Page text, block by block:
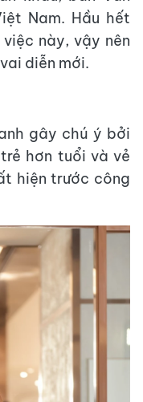
Nam. Hầu hết
này, vậy nên
diễn mới.
gây chú ý bởi
hơn tuổi và vẻ
hiện trước công